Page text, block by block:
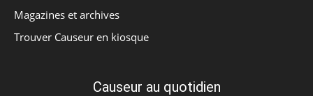
Magazines et archives
Trouver Causeur en kiosque
Causeur au quotidien